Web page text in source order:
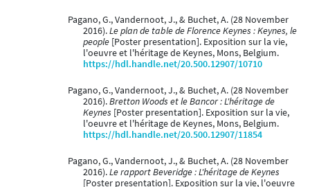
Pagano, G., Vandernoot, J., & Buchet, A. (28 November
2016).Le plan de table de Florence Keynes : Keynes, le
people [Poster presentation]. Exposition sur la vie,
l'oeuvre et l'héritage de Keynes, Mons, Belgium.
https://hdl.handle.net/20.500.12907/10710
Pagano, G., Vandernoot, J., & Buchet, A. (28 November
2016).Bretton Woods et le Bancor : L'héritage de
Keynes [Poster presentation]. Exposition sur la vie,
l'oeuvre et l'héritage de Keynes, Mons, Belgium.
https://hdl.handle.net/20.500.12907/11854
Pagano, G., Vandernoot, J., & Buchet, A. (28 November
2016).Le rapport Beveridge : L'héritage de Keynes
[Poster presentation]. Exposition sur la vie, l'oeuvre